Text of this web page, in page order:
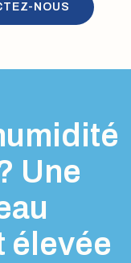
NOUS
Une
élevée